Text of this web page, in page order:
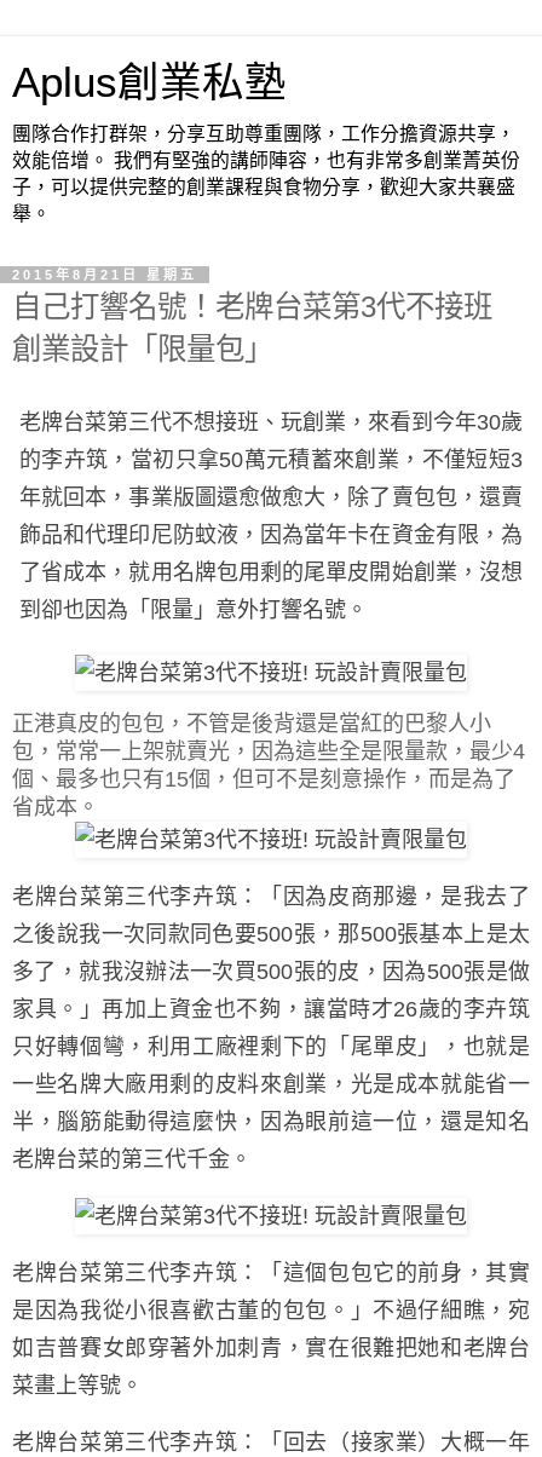
Aplus創業私塾
團隊合作打群架，分享互助尊重團隊，工作分擔資源共享，
效能倍增。 我們有堅強的講師陣容，也有非常多創業菁英份
子，可以提供完整的創業課程與食物分享，歡迎大家共襄盛
舉。
2015年8月21日 星期五
自己打響名號！老牌台菜第3代不接班
創業設計「限量包」
老牌台菜第三代不想接班、玩創業，來看到今年30歲
的李卉筑，當初只拿50萬元積蓄來創業，不僅短短3
年就回本，事業版圖還愈做愈大，除了賣包包，還賣
飾品和代理印尼防蚊液，因為當年卡在資金有限，為
了省成本，就用名牌包用剩的尾單皮開始創業，沒想
到卻也因為「限量」意外打響名號。
正港真皮的包包，不管是後背還是當紅的巴黎人小
包，常常一上架就賣光，因為這些全是限量款，最少4
個、最多也只有15個，但可不是刻意操作，而是為了
省成本。
老牌台菜第三代李卉筑：「因為皮商那邊，是我去了
之後說我一次同款同色要500張，那500張基本上是太
多了，就我沒辦法一次買500張的皮，因為500張是做
家具。」再加上資金也不夠，讓當時才26歲的李卉筑
只好轉個彎，利用工廠裡剩下的「尾單皮」，也就是
一些名牌大廠用剩的皮料來創業，光是成本就能省一
半，腦筋能動得這麼快，因為眼前這一位，還是知名
老牌台菜的第三代千金。
老牌台菜第三代李卉筑：「這個包包它的前身，其實
是因為我從小很喜歡古董的包包。」不過仔細瞧，宛
如吉普賽女郎穿著外加刺青，實在很難把她和老牌台
菜畫上等號。
老牌台菜第三代李卉筑：「回去（接家業）大概一年